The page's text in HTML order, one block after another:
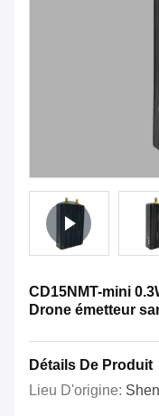
CD15NMT-mini
Drone émetteur
Détails De Produit
Lieu D'origine: